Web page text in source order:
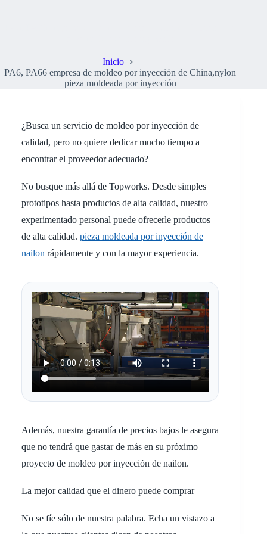
Inicio
PA6, PA66 empresa de moldeo por inyección de China,nylon
pieza moldeada por inyección
¿Busca un servicio de moldeo por inyección de
calidad, pero no quiere dedicar mucho tiempo a
encontrar el proveedor adecuado?
No busque más allá de Topworks. Desde simples
prototipos hasta productos de alta calidad, nuestro
experimentado personal puede ofrecerle productos
de alta calidad. pieza moldeada por inyección de
nailon rápidamente y con la mayor experiencia.
Además, nuestra garantía de precios bajos le asegura
que no tendrá que gastar de más en su próximo
proyecto de moldeo por inyección de nailon.
La mejor calidad que el dinero puede comprar
No se fíe sólo de nuestra palabra. Echa un vistazo a